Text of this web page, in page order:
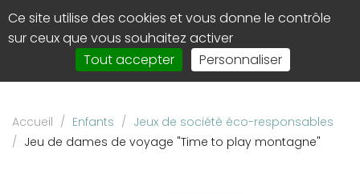
Accueil / Enfants / Jeux de société éco-responsables
/ Jeu de dames de voyage "Time to play montagne"
Panneau de gestion des cookies
Ce site utilise des cookies et vous donne le contrôle
sur ceux que vous souhaitez activer
Tout accepter
Personnaliser